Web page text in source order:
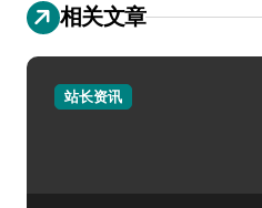
相关文章
站长资讯